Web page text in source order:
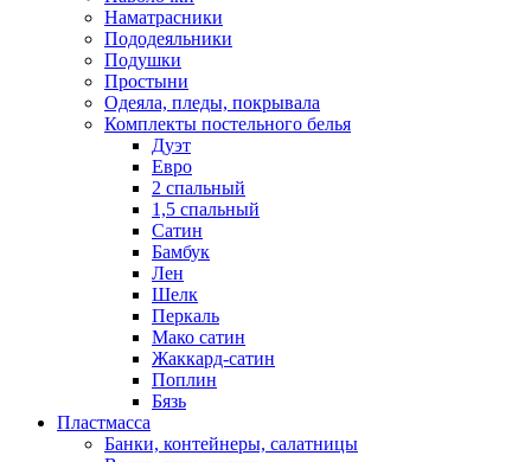
Наматрасники
Пододеяльники
Подушки
Простыни
Одеяла, пледы, покрывала
Комплекты постельного белья
Дуэт
Евро
2 спальный
1,5 спальный
Сатин
Бамбук
Лен
Шелк
Перкаль
Мако сатин
Жаккард-сатин
Поплин
Бязь
Пластмасса
Банки, контейнеры, салатницы